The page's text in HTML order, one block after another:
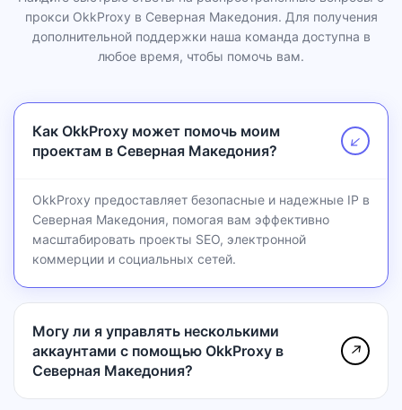
прокси OkkProxy в Северная Македония. Для получения
дополнительной поддержки наша команда доступна в
любое время, чтобы помочь вам.
Как OkkProxy может помочь моим
проектам в Северная Македония?
↗
OkkProxy предоставляет безопасные и надежные IP в
Северная Македония, помогая вам эффективно
масштабировать проекты SEO, электронной
коммерции и социальных сетей.
Могу ли я управлять несколькими
аккаунтами с помощью OkkProxy в
Северная Македония?
↗